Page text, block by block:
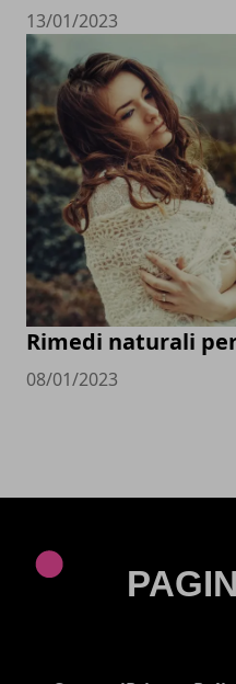
13/01/2023
Rimedi naturali
08/01/2023